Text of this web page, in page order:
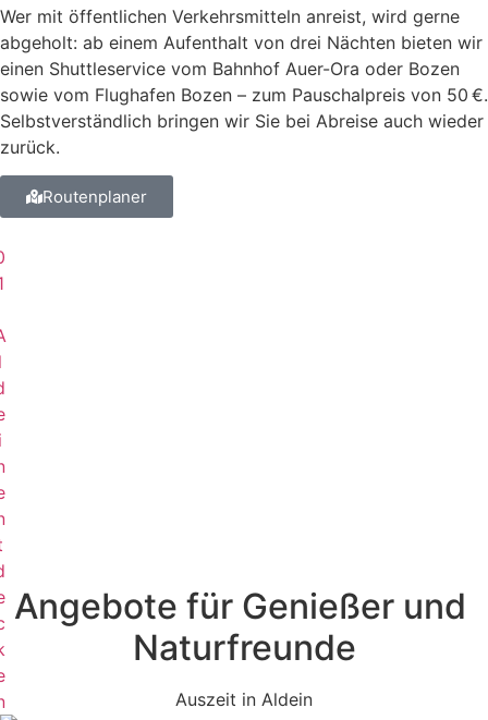
Wer mit öffentlichen Verkehrsmitteln anreist, wird gerne
abgeholt: ab einem Aufenthalt von drei Nächten bieten wir
einen Shuttleservice vom Bahnhof Auer-Ora oder Bozen
sowie vom Flughafen Bozen – zum Pauschalpreis von 50 €.
Selbstverständlich bringen wir Sie bei Abreise auch wieder
zurück.
Routenplaner
Angebote für Genießer und
Naturfreunde
Auszeit in Aldein